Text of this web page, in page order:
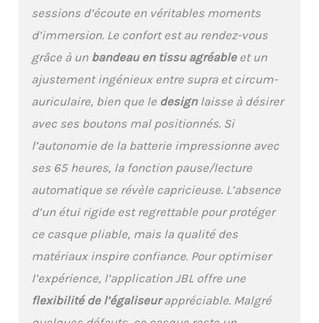
Adaptive Noise
distraction, qu'il soit
temps de vous
concentrer sur vos
études ou de vous
lancer. Et si vous voulez
entendre le monde qui
vous entoure sans
retirer vos écouteurs,
les sons de votre
environnement. Jusqu'à
et de charge rapide :
pour un plaisir durable,
50 heures et rechargez
la batterie en aussi peu
câble USB de type C
sessions d’écoute en véritables moments
d’immersion. Le confort est au rendez-vous
grâce à un bandeau en tissu agréableet un
ajustement ingénieux entre supra et circum-
auriculaire, bien que le designlaisse à désirer
avec ses boutons mal positionnés. Si
l’autonomie de la batterie impressionne avec
ses 65 heures, la fonction pause/lecture
automatique se révèle capricieuse. L’absence
d’un étui rigide est regrettable pour protéger
ce casque pliable, mais la qualité des
matériaux inspire confiance. Pour optimiser
l’expérience, l’application JBL offre une
flexibilité de l’égaliseurappréciable. Malgré